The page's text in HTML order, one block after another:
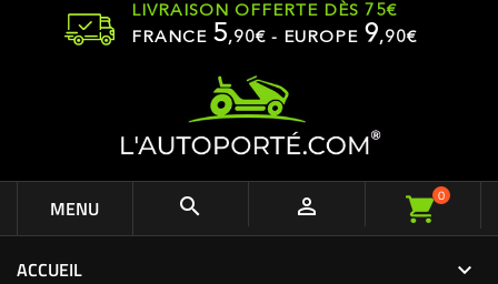
LIVRAISON OFFERTE DÈS 75€
FRANCE 5,90€ - EUROPE 9,90€
MENU   0
ACCUEIL